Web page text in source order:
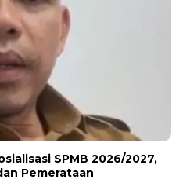
SPMB 2026/2027,
Pemerataan